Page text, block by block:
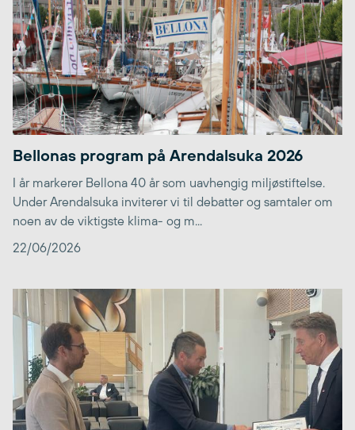
Bellonas program på Arendalsuka 2026
I år markerer Bellona 40 år som uavhengig miljøstiftelse.
Under Arendalsuka inviterer vi til debatter og samtaler om
noen av de viktigste klima- og m...
22/06/2026